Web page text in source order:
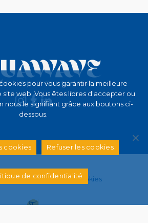
et politique des cookies
pour vous garantir la meilleure
web. Vous êtes libres d'accepter ou
nous le signifiant grâce aux boutons ci-
dessous.
cookies Refuser les cookies
de confidentialité